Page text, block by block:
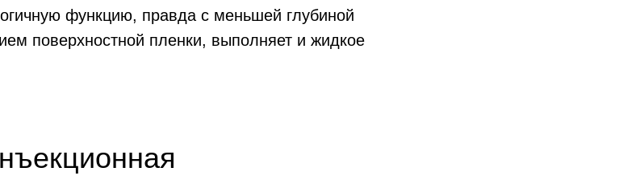
функцию, правда с меньшей глубиной
поверхностной пленки, выполняет и жидкое